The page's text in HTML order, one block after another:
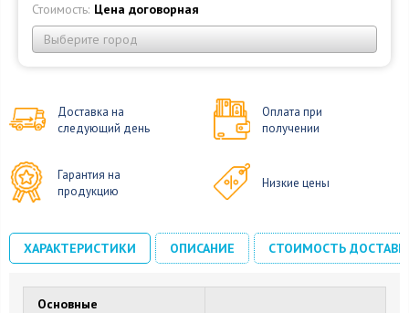
Стоимость: Цена договорная
Выберите город
Доставка на
следующий день
Оплата при
получении
Гарантия на
продукцию
Низкие цены
ХАРАКТЕРИСТИКИ ОПИСАНИЕ СТОИМОСТЬ
Основные